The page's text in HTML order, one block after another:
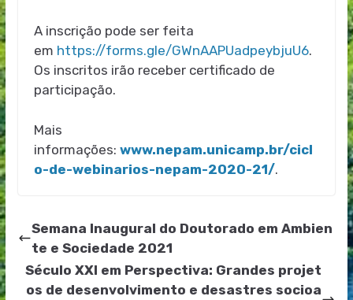
A inscrição pode ser feita
em https://forms.gle/GWnAAPUadpeybjuU6.
Os inscritos irão receber certificado de
participação.
Mais
informações: www.nepam.unicamp.br/cicl
o-de-webinarios-nepam-2020-21/.
Semana Inaugural do Doutorado em Ambien
te e Sociedade 2021
Século XXI em Perspectiva: Grandes projet
os de desenvolvimento e desastres socioa